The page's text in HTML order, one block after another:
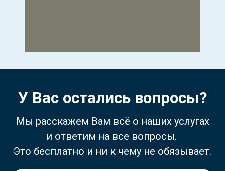
У Вас остались вопросы?
Мы расскажем Вам всё о наших услугах
и ответим на все вопросы.
Это бесплатно и ни к чему не обязывает.